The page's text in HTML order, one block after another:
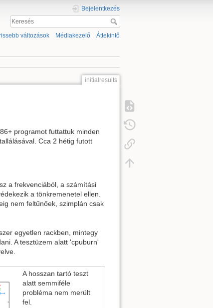
Bejelentkezés
változások Médiakezelő Áttekintő
initialresults
programot futtattuk minden
Cca 2 hétig futott
a frekvenciából, a számítási
a tönkremenetel ellen.
nem feltűnőek, szimplán csak
egyetlen rackben, mintegy
A tesztüzem alatt 'cpuburn'
A hosszan tartó teszt
alatt semmiféle
probléma nem merült
fel.